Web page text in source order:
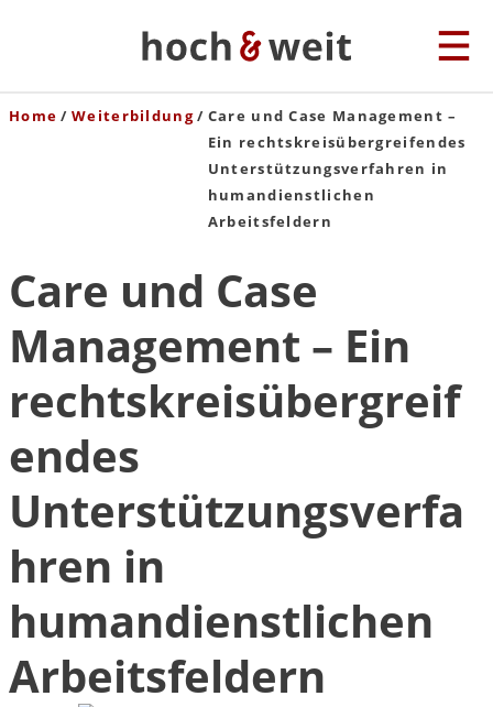
Home Weiterbildung
Care und Case Management –
Ein rechtskreisübergreifendes
Unterstützungsverfahren in
humandienstlichen
Arbeitsfeldern
Care und Case
Management – Ein
rechtskreisübergreif
endes
Unterstützungsverfa
hren in
humandienstlichen
Arbeitsfeldern